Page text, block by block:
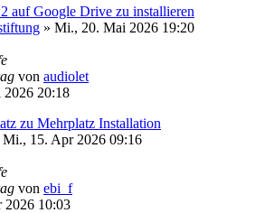
auf Google Drive zu installieren
» Mi., 20. Mai 2026 19:20
von audiolet
20:18
zu Mehrplatz Installation
Mi., 15. Apr 2026 09:16
von ebi_f
2026 10:03